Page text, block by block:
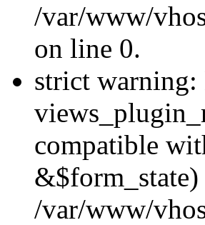
/var/www/
on line 0.
strict
compatible
&$form_state)
/var/www/